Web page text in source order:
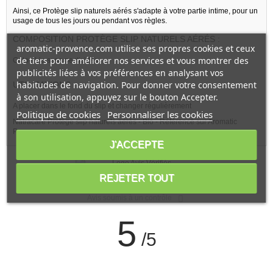
Ainsi, ce Protège slip naturels aérés s'adapte à votre partie intime, pour un
usage de tous les jours ou pendant vos règles.
COMPOSITION PROTÈGE SLIP NATURELS AÉRÉS :
Coton bio sans pesticides.
UTILISATIONS :
A placer dans le fond du slip et changer régulièrement
Natracare Protège slip naturels aérés - Bio - Référencé sur Aromatic
Provence.
Voir l'attestation de confiance
5 /5
aromatic-provence.com utilise ses propres cookies et ceux
de tiers pour améliorer nos services et vous montrer des
publicités liées à vos préférences en analysant vos
habitudes de navigation. Pour donner votre consentement
à son utilisation, appuyez sur le bouton Accepter.
Politique de cookies Personnaliser les cookies
REJETER TOUT
J'ACCEPTE